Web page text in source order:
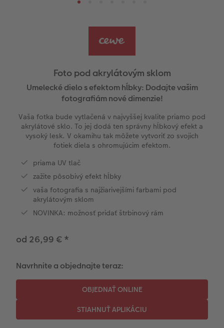
Panoramatické stránky
Ukážky fotokníh
Záruka spokojnosti
Art Collection
Novinky
seo-svatebni-fotokniha
Fotopásiky na počkanie
Fotosety na počkanie
Viacdielne fotografie na počkanie
Plagát na počkanie
Koláže na počkanie
Fotky Nature
Veľké formáty na fotopapieri
Fotobox
Novinky
Svadobná tabuľa
Viacdielny formát
Gallery Print
Akrylátové sklo
Hliníková platňa
Foto na dreve
Penová platňa
Plagát premium s vyrezanou fotografiou
Domáci miláčikovia
Škola a kancelária
Darčeková krabička
Art printy
CEWE FOTOKNIHA Kids
Novinky
Cardholder
Fotoblahoželanie
Poďakovanie
Ďalšie udalosti
Vianočné pohľadnice
Kronika roka
Cestovanie
DIY
Fotosúťaže
Foto pod akrylátovým sklom
Umelecké dielo s efektom hĺbky: Dodajte vašim
fotografiám nové dimenzie!
Vaša fotka bude vytlačená v najvyššej kvalite priamo pod
akrylátové sklo. To jej dodá ten správny hĺbkový efekt a
vysoký lesk. V okamihu tak môžete vytvoriť zo svojich
fotiek diela s ohromujúcim efektom.
priama UV tlač
zažite pôsobivý efekt hĺbky
vaša fotografia s najžiarivejšími farbami pod
akrylátovým sklom
NOVINKA: možnosť pridať štrbinový rám
od 26,99 € *
Navrhnite a objednajte teraz: